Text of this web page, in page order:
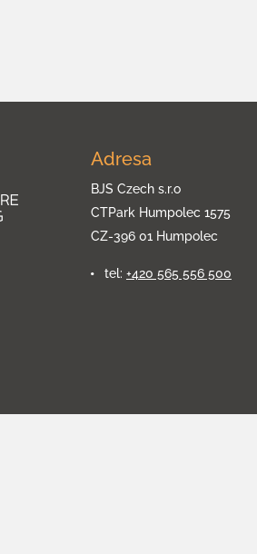
Adresa
BJS Czech s.r.o
CTPark Humpolec 1575
CZ-396 01 Humpolec
tel: +420 565 556 500